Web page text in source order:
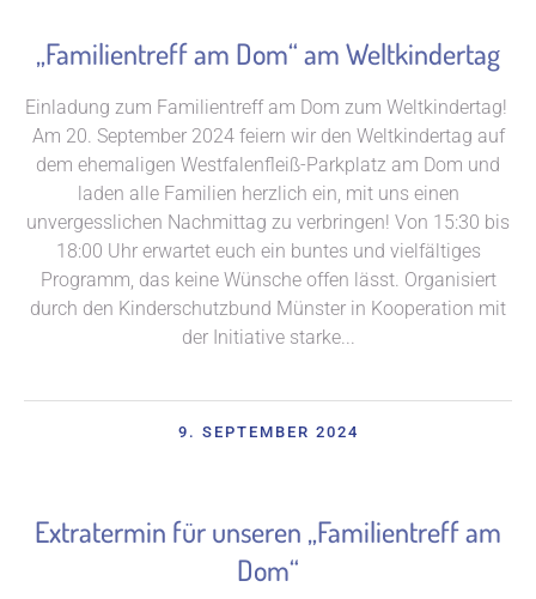
„Familientreff am Dom“ am Weltkindertag
Einladung zum Familientreff am Dom zum Weltkindertag!
Am 20. September 2024 feiern wir den Weltkindertag auf
dem ehemaligen Westfalenfleiß-Parkplatz am Dom und
laden alle Familien herzlich ein, mit uns einen
unvergesslichen Nachmittag zu verbringen! Von 15:30 bis
18:00 Uhr erwartet euch ein buntes und vielfältiges
Programm, das keine Wünsche offen lässt. Organisiert
durch den Kinderschutzbund Münster in Kooperation mit
der Initiative starke...
9. SEPTEMBER 2024
Extratermin für unseren „Familientreff am
Dom“